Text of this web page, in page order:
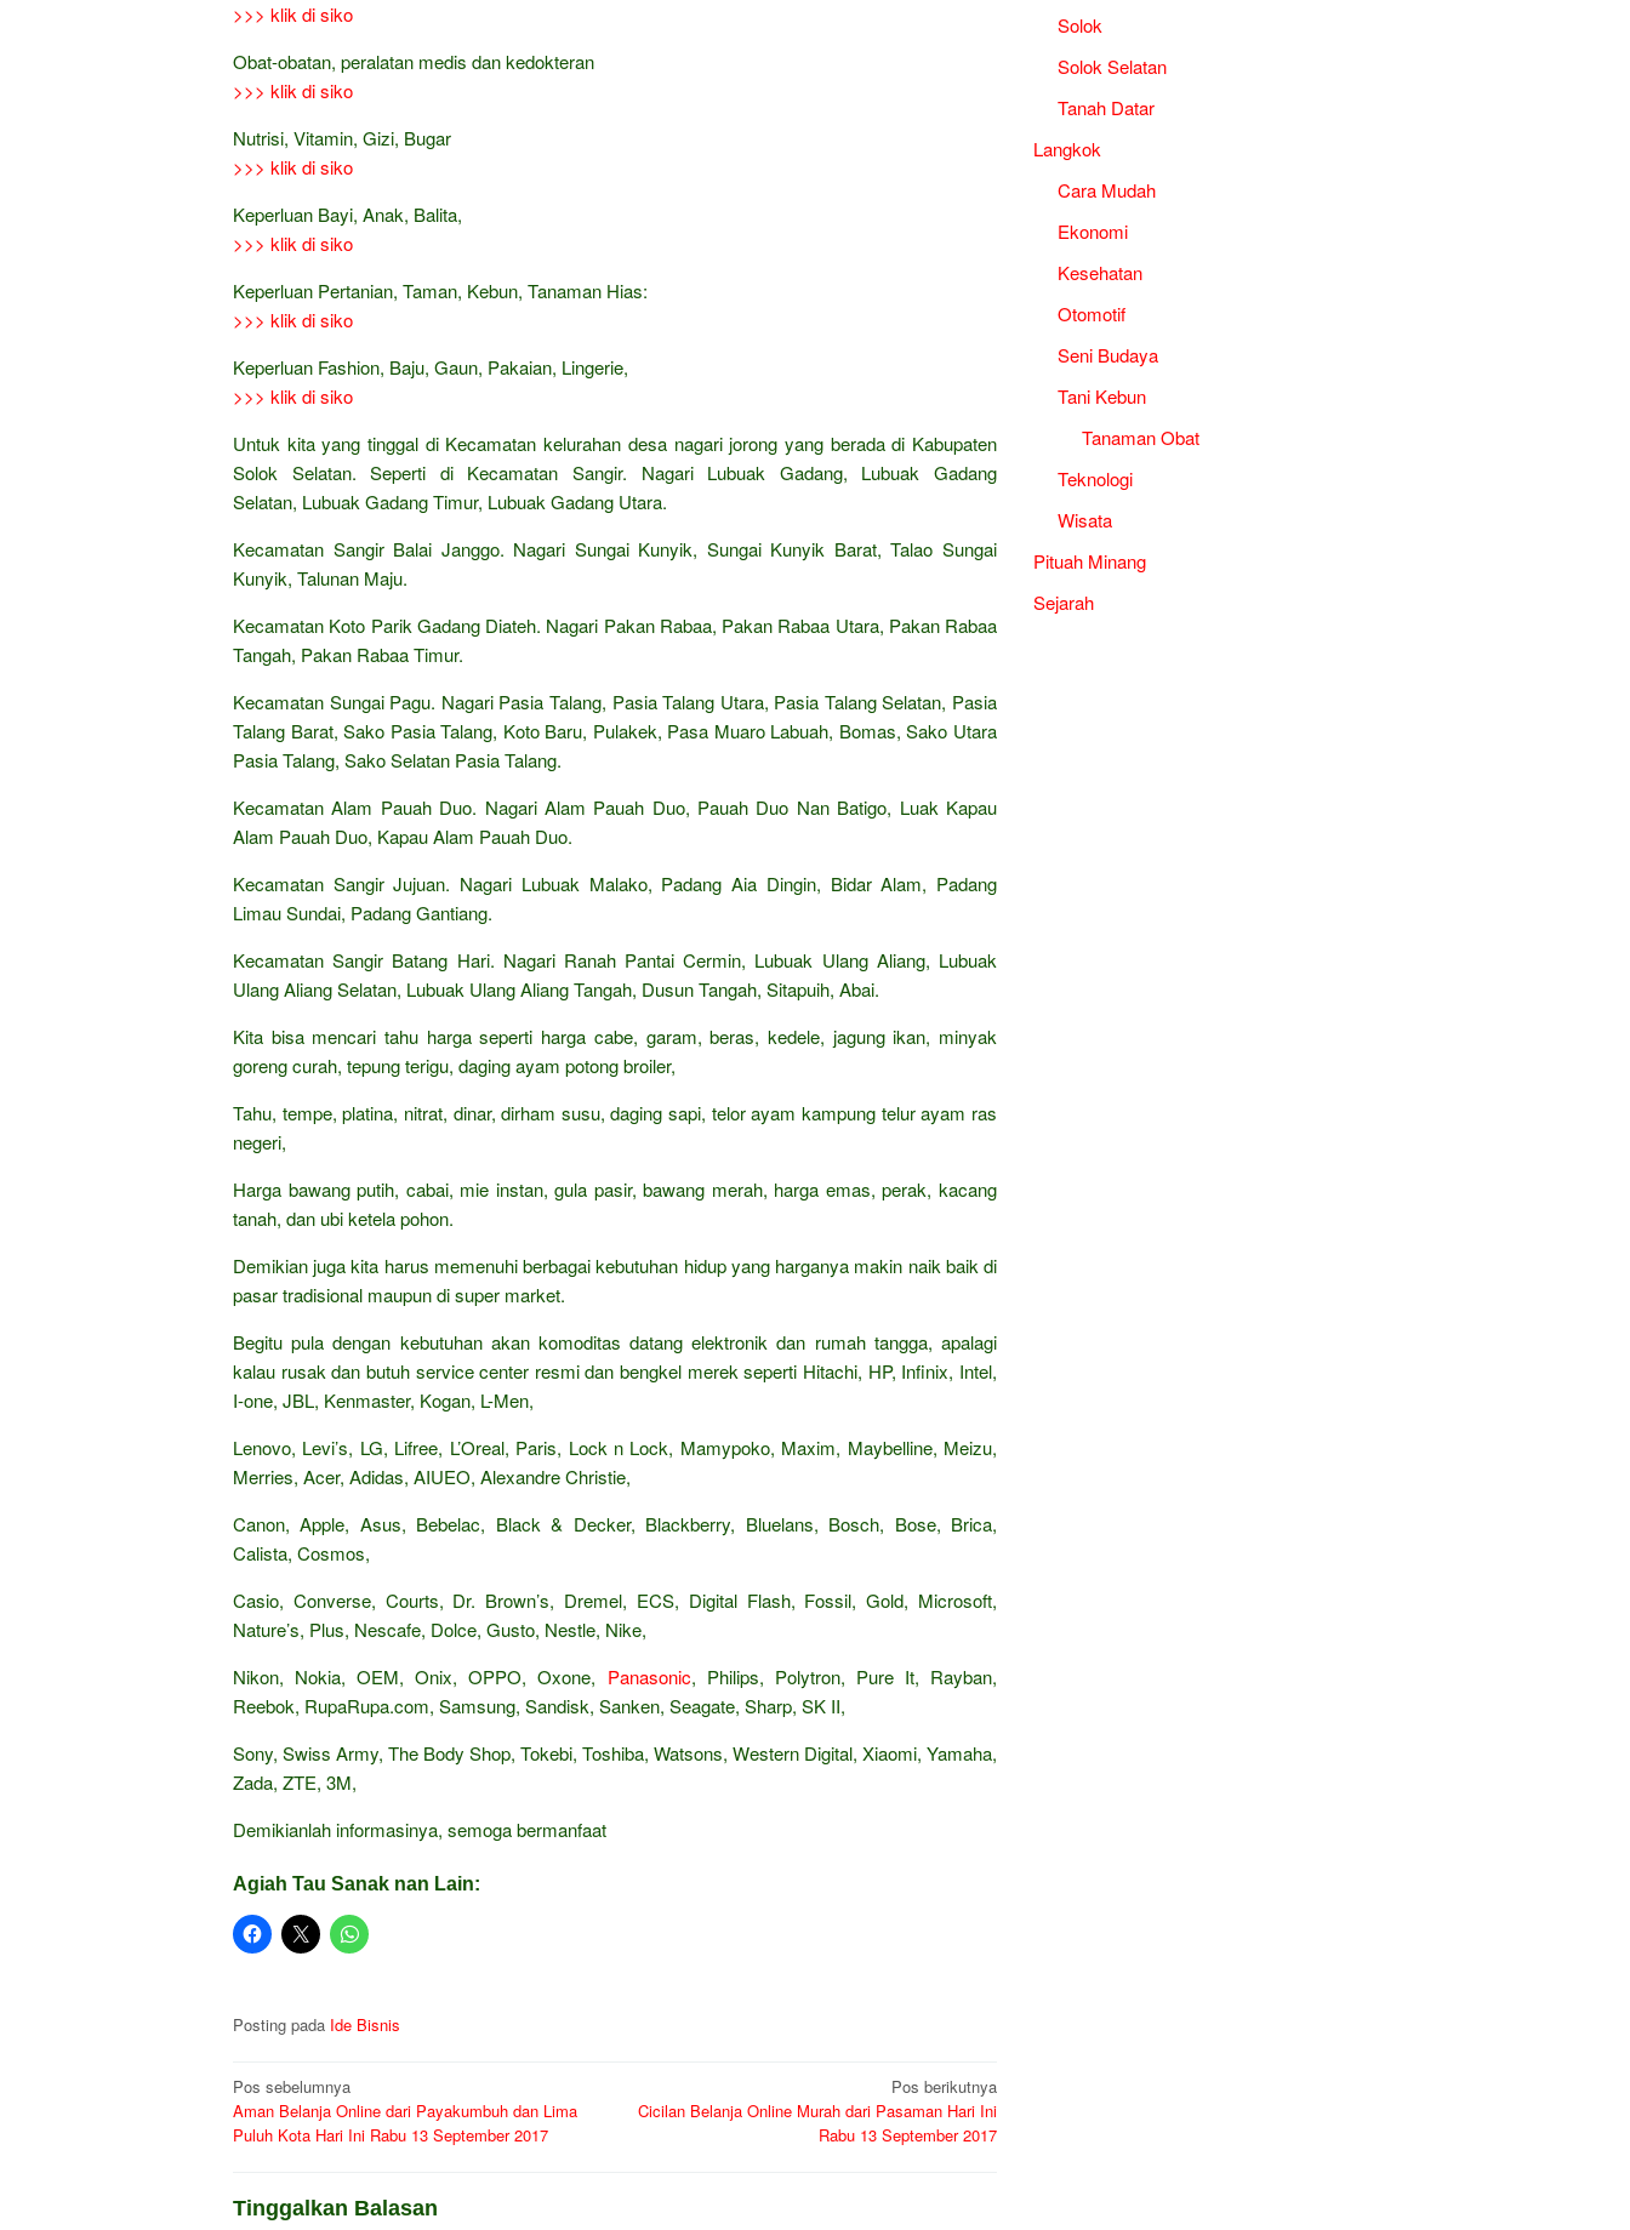
>>> klik di siko
Obat-obatan, peralatan medis dan kedokteran
>>> klik di siko
Nutrisi, Vitamin, Gizi, Bugar
>>> klik di siko
Keperluan Bayi, Anak, Balita,
>>> klik di siko
Keperluan Pertanian, Taman, Kebun, Tanaman Hias:
>>> klik di siko
Keperluan Fashion, Baju, Gaun, Pakaian, Lingerie,
>>> klik di siko
Untuk kita yang tinggal di Kecamatan kelurahan desa nagari jorong yang berada di Kabupaten
Solok Selatan. Seperti di Kecamatan Sangir. Nagari Lubuak Gadang, Lubuak Gadang
Selatan, Lubuak Gadang Timur, Lubuak Gadang Utara.
Kecamatan Sangir Balai Janggo. Nagari Sungai Kunyik, Sungai Kunyik Barat, Talao Sungai
Kunyik, Talunan Maju.
Kecamatan Koto Parik Gadang Diateh. Nagari Pakan Rabaa, Pakan Rabaa Utara, Pakan Rabaa
Tangah, Pakan Rabaa Timur.
Kecamatan Sungai Pagu. Nagari Pasia Talang, Pasia Talang Utara, Pasia Talang Selatan, Pasia
Talang Barat, Sako Pasia Talang, Koto Baru, Pulakek, Pasa Muaro Labuah, Bomas, Sako Utara
Pasia Talang, Sako Selatan Pasia Talang.
Kecamatan Alam Pauah Duo. Nagari Alam Pauah Duo, Pauah Duo Nan Batigo, Luak Kapau
Alam Pauah Duo, Kapau Alam Pauah Duo.
Kecamatan Sangir Jujuan. Nagari Lubuak Malako, Padang Aia Dingin, Bidar Alam, Padang
Limau Sundai, Padang Gantiang.
Kecamatan Sangir Batang Hari. Nagari Ranah Pantai Cermin, Lubuak Ulang Aliang, Lubuak
Ulang Aliang Selatan, Lubuak Ulang Aliang Tangah, Dusun Tangah, Sitapuih, Abai.
Kita bisa mencari tahu harga seperti harga cabe, garam, beras, kedele, jagung ikan, minyak
goreng curah, tepung terigu, daging ayam potong broiler,
Tahu, tempe, platina, nitrat, dinar, dirham susu, daging sapi, telor ayam kampung telur ayam ras
negeri,
Harga bawang putih, cabai, mie instan, gula pasir, bawang merah, harga emas, perak, kacang
tanah, dan ubi ketela pohon.
Demikian juga kita harus memenuhi berbagai kebutuhan hidup yang harganya makin naik baik di
pasar tradisional maupun di super market.
Begitu pula dengan kebutuhan akan komoditas datang elektronik dan rumah tangga, apalagi
kalau rusak dan butuh service center resmi dan bengkel merek seperti Hitachi, HP, Infinix, Intel,
I-one, JBL, Kenmaster, Kogan, L-Men,
Lenovo, Levi’s, LG, Lifree, L’Oreal, Paris, Lock n Lock, Mamypoko, Maxim, Maybelline, Meizu,
Merries, Acer, Adidas, AIUEO, Alexandre Christie,
Canon, Apple, Asus, Bebelac, Black & Decker, Blackberry, Bluelans, Bosch, Bose, Brica,
Calista, Cosmos,
Casio, Converse, Courts, Dr. Brown’s, Dremel, ECS, Digital Flash, Fossil, Gold, Microsoft,
Nature’s, Plus, Nescafe, Dolce, Gusto, Nestle, Nike,
Nikon, Nokia, OEM, Onix, OPPO, Oxone, Panasonic, Philips, Polytron, Pure It, Rayban,
Reebok, RupaRupa.com, Samsung, Sandisk, Sanken, Seagate, Sharp, SK II,
Sony, Swiss Army, The Body Shop, Tokebi, Toshiba, Watsons, Western Digital, Xiaomi, Yamaha,
Zada, ZTE, 3M,
Demikianlah informasinya, semoga bermanfaat
Agiah Tau Sanak nan Lain:
Posting pada Ide Bisnis
Navigasi
pos
Pos sebelumnya
Aman Belanja Online dari Payakumbuh dan Lima
Puluh Kota Hari Ini Rabu 13 September 2017
Pos berikutnya
Cicilan Belanja Online Murah dari Pasaman Hari Ini
Rabu 13 September 2017
Tinggalkan Balasan
Solok
Solok Selatan
Tanah Datar
Langkok
Cara Mudah
Ekonomi
Kesehatan
Otomotif
Seni Budaya
Tani Kebun
Tanaman Obat
Teknologi
Wisata
Pituah Minang
Sejarah